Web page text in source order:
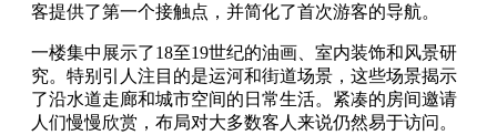
客提供了第一个接触点，并简化了首次游客的导航。
一楼集中展示了18至19世纪的油画、室内装饰和风景研
究。特别引人注目的是运河和街道场景，这些场景揭示
了沿水道走廊和城市空间的日常生活。紧凑的房间邀请
人们慢慢欣赏，布局对大多数客人来说仍然易于访问。